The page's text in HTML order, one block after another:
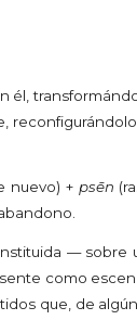
él,
nuevo) + psēn
— sobre
como
que, de